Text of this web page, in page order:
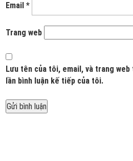
Email*
Trang web
Lưu tên của tôi, email, và trang
lần bình luận kế tiếp của tôi.